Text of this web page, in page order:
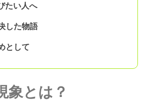
たい人へ
した物語
として
象とは？